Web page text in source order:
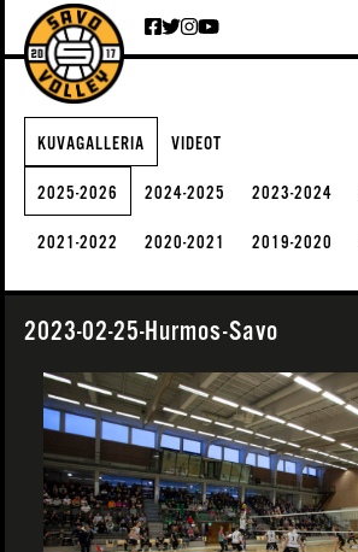
Siirry sisältöön
KUVAGALLERIA VIDEOT
2025-2026 2024-2025 2023-2024
2021-2022 2020-2021 2019-2020
2023-02-25-Hurmos-Savo